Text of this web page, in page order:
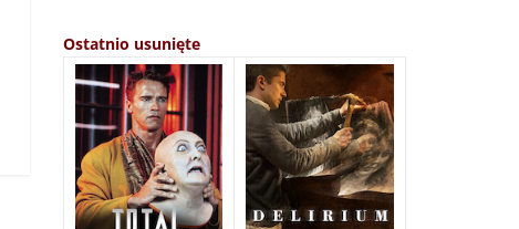
Ostatnio usunięte